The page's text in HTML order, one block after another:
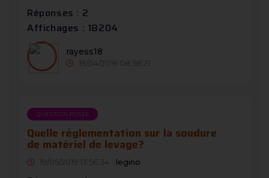
Réponses : 2
Affichages : 18204
rayess18
19/04/2016 08:58:21
QUESTION POSÉE
Quelle réglementation sur la soudure
de matériel de levage?
19/05/2019 13:56:34 - legino